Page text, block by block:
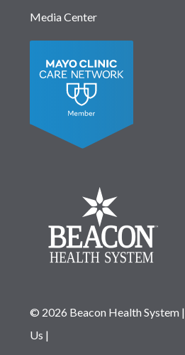
Media Center
© 2026 Beacon Health System|
Us |